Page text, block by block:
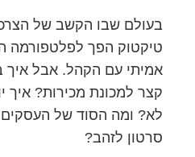
בעולם שבו הקשב של
טיקטוק הפך לפלטפורמה
אמיתי עם הקהל. אבל איך
קצר למכונת מכירות? איך
לא? ומה הסוד של
סרטון לזהב?